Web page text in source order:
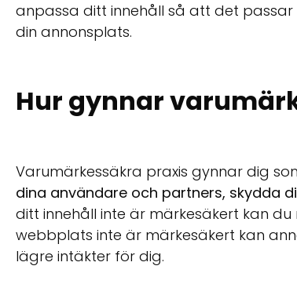
anpassa ditt innehåll så att det
din annonsplats.
Hur gynnar
Varumärkessäkra praxis gynnar dig
dina användare och partners, skydda
ditt innehåll inte är märkesäkert kan
webbplats inte är märkesäkert kan
lägre intäkter för dig.